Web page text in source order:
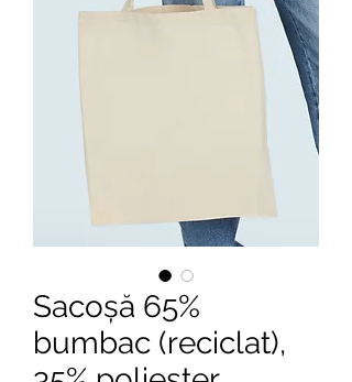
Sacoșă 65%
bumbac (reciclat),